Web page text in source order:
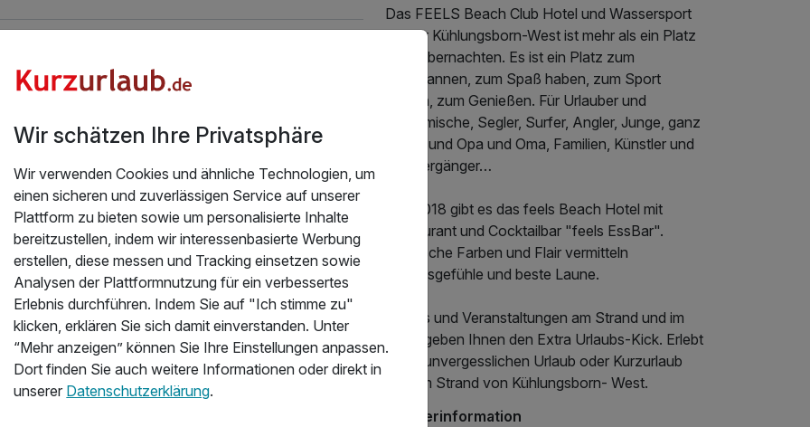
Das FEELS Beach Club Hotel und Wassersport
Center Kühlungsborn-West ist mehr als ein Platz
zum Übernachten. Es ist ein Platz zum
Ausspannen, zum Spaß haben, zum Sport
treiben, zum Genießen. Für Urlauber und
Einheimische, Segler, Surfer, Angler, Junge, ganz
Junge und Opa und Oma, Familien, Künstler und
Spaziergänger…
Seit 2018 gibt es das feels Beach Hotel mit
Restaurant und Cocktailbar "feels EssBar".
Karibische Farben und Flair vermitteln
Urlaubsgefühle und beste Laune.
Events und Veranstaltungen am Strand und im
Hotel geben Ihnen den Extra Urlaubs-Kick. Erlebt
einen unvergesslichen Urlaub oder Kurzurlaub
hier am Strand von Kühlungsborn- West.
Zimmerinformation
Wir schätzen Ihre Privatsphäre
Wir verwenden Cookies und ähnliche Technologien, um
einen sicheren und zuverlässigen Service auf unserer
Plattform zu bieten sowie um personalisierte Inhalte
bereitzustellen, indem wir interessenbasierte Werbung
erstellen, diese messen und Tracking einsetzen sowie
Analysen der Plattformnutzung für ein verbessertes
Erlebnis durchführen. Indem Sie auf "Ich stimme zu"
klicken, erklären Sie sich damit einverstanden. Unter
“Mehr anzeigen” können Sie Ihre Einstellungen anpassen.
Dort finden Sie auch weitere Informationen oder direkt in
unserer Datenschutzerklärung.